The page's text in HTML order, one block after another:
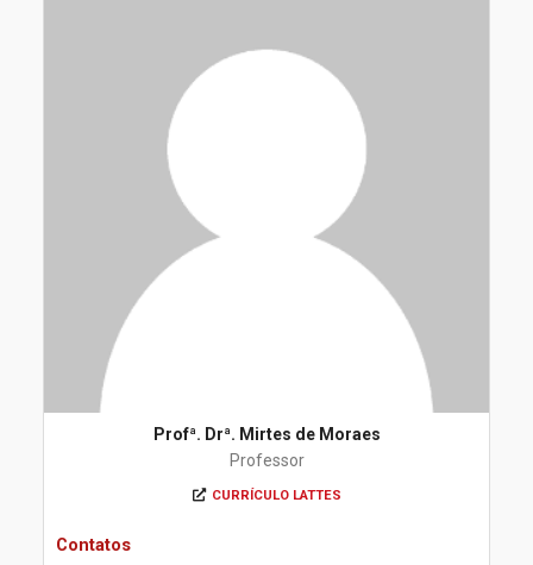
Profª. Drª. Mirtes de Moraes
Professor
CURRÍCULO LATTES
Contatos